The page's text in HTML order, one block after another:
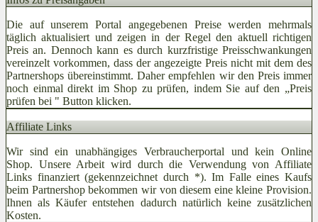
Die auf unserem Portal angegebenen Preise werden mehrmals
täglich aktualisiert und zeigen in der Regel den aktuell richtigen
Preis an. Dennoch kann es durch kurzfristige Preisschwankungen
vereinzelt vorkommen, dass der angezeigte Preis nicht mit dem des
Partnershops übereinstimmt. Daher empfehlen wir den Preis immer
noch einmal direkt im Shop zu prüfen, indem Sie auf den „Preis
prüfen bei " Button klicken.
Affiliate Links
Wir sind ein unabhängiges Verbraucherportal und kein Online
Shop. Unsere Arbeit wird durch die Verwendung von Affiliate
Links finanziert (gekennzeichnet durch *). Im Falle eines Kaufs
beim Partnershop bekommen wir von diesem eine kleine Provision.
Ihnen als Käufer entstehen dadurch natürlich keine zusätzlichen
Kosten.